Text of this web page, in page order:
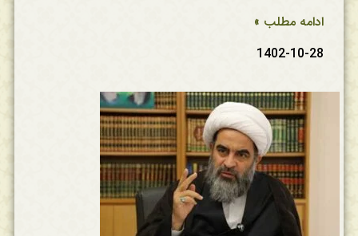
ادامه مطلب »
1402-10-28